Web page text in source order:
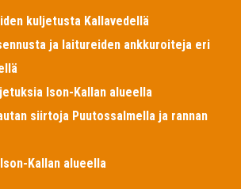
kuljetusta Kallavedellä
ja laitureiden ankkuroiteja eri
Ison-Kallan alueella
siirtoja Puutossalmella ja rannan
Kallan alueella